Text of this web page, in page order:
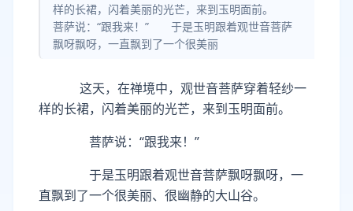
样的长裙，闪着美丽的光芒，来到玉明面前。
菩萨说：“跟我来！” 于是玉明跟着观世音菩萨
飘呀飘呀，一直飘到了一个很美丽
这天，在禅境中，观世音菩萨穿着轻纱一
样的长裙，闪着美丽的光芒，来到玉明面前。
菩萨说：“跟我来！”
于是玉明跟着观世音菩萨飘呀飘呀，一
直飘到了一个很美丽、很幽静的大山谷。